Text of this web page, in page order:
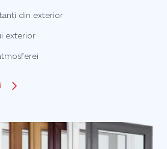
din exterior
exterior